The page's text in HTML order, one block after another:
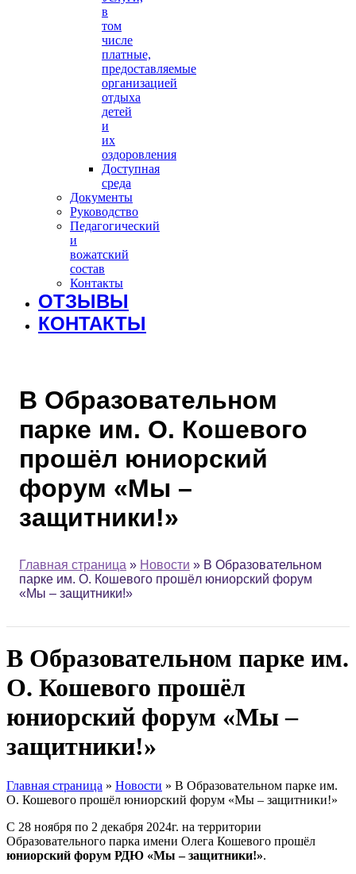
в
том
числе
платные,
предоставляемые
организацией
отдыха
детей
и
их
оздоровления
Доступная
среда
Документы
Руководство
Педагогический
и
вожатский
состав
Контакты
ОТЗЫВЫ
КОНТАКТЫ
В Образовательном
парке им. О. Кошевого
прошёл юниорский
форум «Мы –
защитники!»
Главная страница » Новости » В Образовательном
парке им. О. Кошевого прошёл юниорский форум
«Мы – защитники!»
В Образовательном парке им.
О. Кошевого прошёл
юниорский форум «Мы –
защитники!»
Главная страница » Новости » В Образовательном парке им.
О. Кошевого прошёл юниорский форум «Мы – защитники!»
С 28 ноября по 2 декабря 2024г. на территории
Образовательного парка имени Олега Кошевого прошёл
юниорский форум РДЮ «Мы – защитники!».